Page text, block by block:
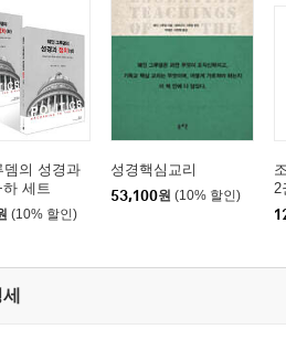
Nations) 338
(Foreign Aid) 344
르침 415
418
규제 420
혐오 표현(Hate Speech)’ 규정과 그
뎀의 성경과
세트
(10% 할인)
성경핵심교리
53,100원 (10% 할인)
2